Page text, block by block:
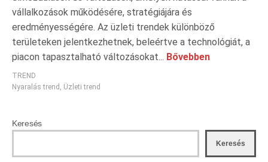
vállalkozások működésére, stratégiájára és
eredményességére. Az üzleti trendek különböző
területeken jelentkezhetnek, beleértve a technológiát, a
piacon tapasztalható változásokat... Bővebben
TREND
Nyaralás trend , Üzleti trend
Keresés
Keresés